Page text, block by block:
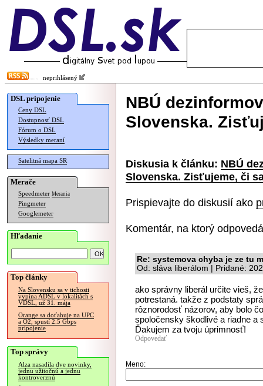
neprihlásený
DSL pripojenie
Ceny DSL
Dostupnosť DSL
Fórum o DSL
Výsledky meraní
Satelitná mapa SR
Merače
Speedmeter Merania
Pingmeter
Googlemeter
Hľadanie
Top články
Na Slovensku sa v tichosti
vypína ADSL v lokalitách s
VDSL, už 31. mája
Orange sa doťahuje na UPC
a O2, spustí 2.5 Gbps
pripojenie
Top správy
Alza nasadila dve novinky,
jednu užitočnú a jednu
kontroverznú
NBÚ
Slovenska.
Diskusia k článku: NBÚ
Slovenska. Zisťujeme, či
Prispievajte do diskusií ako
Komentár, na ktorý
Re: systemova chyba je ze tu
Od: sláva liberálom | Pridané:
ako správny liberál určite vieš,
potrestaná. takže z podstaty
rôznorodosť názorov, aby bolo
spoločensky škodlivé a riadne
Ďakujem za tvoju úprimnosť!
Odpovedať
Meno: